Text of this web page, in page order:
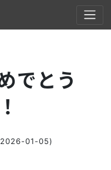
でとう
01-05)